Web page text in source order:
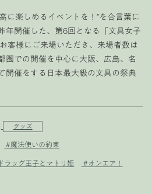
に楽しめるイベントを！”を合言葉に
年開催した、第6回となる『文具女子
客様にご来場いただき、来場者数は
圏での開催を中心に大阪、広島、名
開催をする日本最大級の文具の祭典
グッズ
#魔法使いの約束
ラッグ王子とマトリ姫
#オンエア！